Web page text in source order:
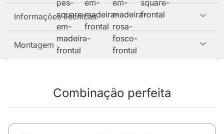
Informações Técnicas
Montagem
Combinação perfeita